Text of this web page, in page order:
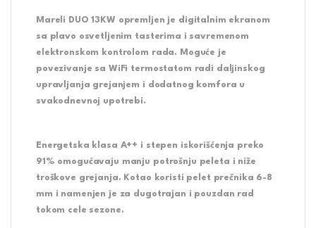
Mareli DUO 13KW opremljen je digitalnim ekranom
sa plavo osvetljenim tasterima i savremenom
elektronskom kontrolom rada. Moguće je
povezivanje sa WiFi termostatom radi daljinskog
upravljanja grejanjem i dodatnog komfora u
svakodnevnoj upotrebi.
Energetska klasa A++ i stepen iskorišćenja preko
91% omogućavaju manju potrošnju peleta i niže
troškove grejanja. Kotao koristi pelet prečnika 6-8
mm i namenjen je za dugotrajan i pouzdan rad
tokom cele sezone.